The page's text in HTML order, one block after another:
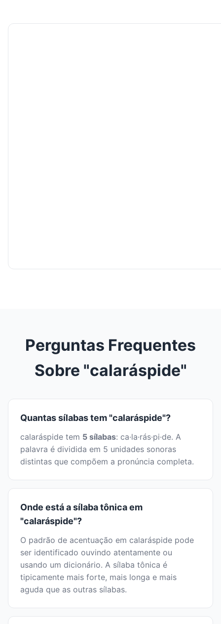
Perguntas Frequentes
Sobre "calaráspide"
Quantas sílabas tem "calaráspide"?
calaráspide tem 5 sílabas: ca·la·rás·pi·de. A
palavra é dividida em 5 unidades sonoras
distintas que compõem a pronúncia completa.
Onde está a sílaba tônica em
"calaráspide"?
O padrão de acentuação em calaráspide pode
ser identificado ouvindo atentamente ou
usando um dicionário. A sílaba tônica é
tipicamente mais forte, mais longa e mais
aguda que as outras sílabas.